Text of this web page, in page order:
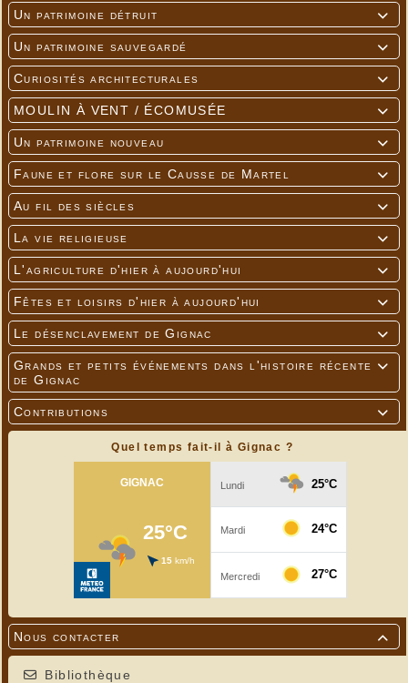

Un patrimoine détruit

Un patrimoine sauvegardé

Curiosités architecturales

MOULIN À VENT / ÉCOMUSÉE

Un patrimoine nouveau

Faune et flore sur le Causse de Martel

Au fil des siècles

La vie religieuse

L'agriculture d'hier à aujourd'hui

Fêtes et loisirs d'hier à aujourd'hui

Le désenclavement de Gignac

Grands et petits événements dans l'histoire récente
de Gignac

Contributions
Quel temps fait-il à Gignac ?

Nous contacter
Bibliothèque